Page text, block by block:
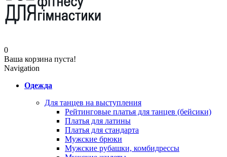
0
Ваша корзина пуста!
Navigation
Одежда
Для танцев на выступления
Рейтинговые платья для танцев (бейсики)
Платья для латины
Платья для стандарта
Мужские брюки
Мужские рубашки, комбидрессы